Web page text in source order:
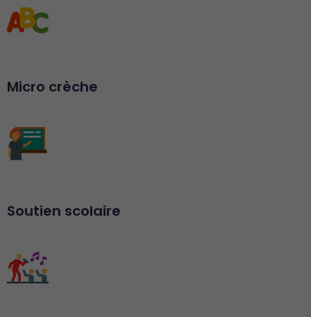
Micro crèche
Soutien scolaire